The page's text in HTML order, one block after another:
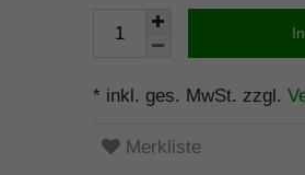
* inkl. ges. MwSt. zzgl.
Merkliste